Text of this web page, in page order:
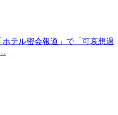
テル密会報道」で「可哀想過